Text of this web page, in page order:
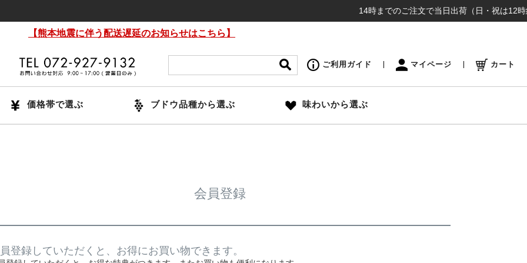
14時までのご注文で当日出荷（日・祝は12時締
【熊本地震に伴う配送遅延のお知らせはこちら】
ご利用ガイド マイページ カート
価格帯で選ぶ ブドウ品種から選ぶ 味わいから選ぶ
会員登録
登録していただくと、お得にお買い物できます。